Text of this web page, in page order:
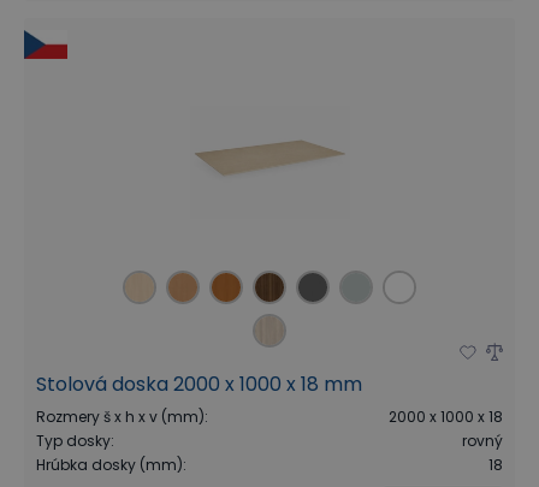
Stolová doska 2000 x 1000 x 18 mm
Rozmery š x h x v (mm):
2000 x 1000 x 18
Typ dosky:
rovný
Hrúbka dosky (mm): 18